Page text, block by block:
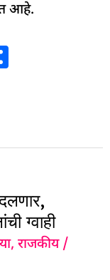
आहे.
ग्वाही
,राजकीय/